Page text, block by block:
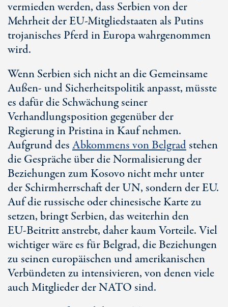
vermieden werden, dass Serbien von der
Mehrheit der EU-Mitgliedstaatenals Putins
trojanisches Pferd in Europa wahrgenommen
wird.
Wenn Serbien sich nicht an die Gemeinsame
Außen- und Sicherheitspolitik anpasst, müsste
es dafür die Schwächung seiner
Verhandlungsposition gegenüber der
Regierung in Pristina in Kauf nehmen.
Aufgrund desAbkommens von Belgradstehen
die Gespräche über die Normalisierung der
Beziehungen zum Kosovo nicht mehr unter
der Schirmherrschaft der UN, sondern der EU.
Auf die russische oder chinesische Karte zu
setzen, bringt Serbien, das weiterhin den
EU-Beitrittanstrebt, daher kaum Vorteile. Viel
wichtiger wäre es für Belgrad, die Beziehungen
zu seinen europäischen und amerikanischen
Verbündeten zu intensivieren, von denen viele
auch Mitglieder der NATO sind.